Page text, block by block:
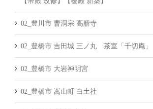
02_豊川市 曹洞宗 高膳寺
02_豊橋市 吉田城 三ノ丸 茶室「千切庵」
02_豊橋市 大岩神明宮
02_豊橋市 嵩山町 白土社